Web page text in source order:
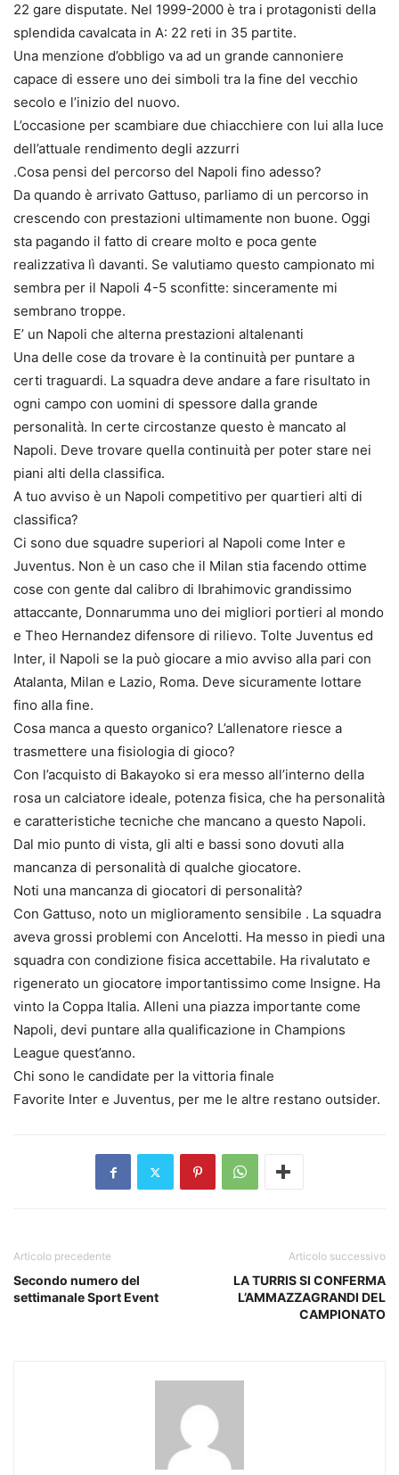
22 gare disputate. Nel 1999-2000 è tra i protagonisti della
splendida cavalcata in A: 22 reti in 35 partite.
Una menzione d’obbligo va ad un grande cannoniere
capace di essere uno dei simboli tra la fine del vecchio
secolo e l’inizio del nuovo.
L’occasione per scambiare due chiacchiere con lui alla luce
dell’attuale rendimento degli azzurri
.Cosa pensi del percorso del Napoli fino adesso?
Da quando è arrivato Gattuso, parliamo di un percorso in
crescendo con prestazioni ultimamente non buone. Oggi
sta pagando il fatto di creare molto e poca gente
realizzativa lì davanti. Se valutiamo questo campionato mi
sembra per il Napoli 4-5 sconfitte: sinceramente mi
sembrano troppe.
E’ un Napoli che alterna prestazioni altalenanti
Una delle cose da trovare è la continuità per puntare a
certi traguardi. La squadra deve andare a fare risultato in
ogni campo con uomini di spessore dalla grande
personalità. In certe circostanze questo è mancato al
Napoli. Deve trovare quella continuità per poter stare nei
piani alti della classifica.
A tuo avviso è un Napoli competitivo per quartieri alti di
classifica?
Ci sono due squadre superiori al Napoli come Inter e
Juventus. Non è un caso che il Milan stia facendo ottime
cose con gente dal calibro di Ibrahimovic grandissimo
attaccante, Donnarumma uno dei migliori portieri al mondo
e Theo Hernandez difensore di rilievo. Tolte Juventus ed
Inter, il Napoli se la può giocare a mio avviso alla pari con
Atalanta, Milan e Lazio, Roma. Deve sicuramente lottare
fino alla fine.
Cosa manca a questo organico? L’allenatore riesce a
trasmettere una fisiologia di gioco?
Con l’acquisto di Bakayoko si era messo all’interno della
rosa un calciatore ideale, potenza fisica, che ha personalità
e caratteristiche tecniche che mancano a questo Napoli.
Dal mio punto di vista, gli alti e bassi sono dovuti alla
mancanza di personalità di qualche giocatore.
Noti una mancanza di giocatori di personalità?
Con Gattuso, noto un miglioramento sensibile . La squadra
aveva grossi problemi con Ancelotti. Ha messo in piedi una
squadra con condizione fisica accettabile. Ha rivalutato e
rigenerato un giocatore importantissimo come Insigne. Ha
vinto la Coppa Italia. Alleni una piazza importante come
Napoli, devi puntare alla qualificazione in Champions
League quest’anno.
Chi sono le candidate per la vittoria finale
Favorite Inter e Juventus, per me le altre restano outsider.
Articolo precedente
Secondo numero del
settimanale Sport Event
Articolo successivo
LA TURRIS SI CONFERMA
L’AMMAZZAGRANDI DEL
CAMPIONATO